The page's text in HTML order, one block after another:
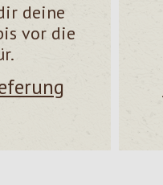
deine
vor die